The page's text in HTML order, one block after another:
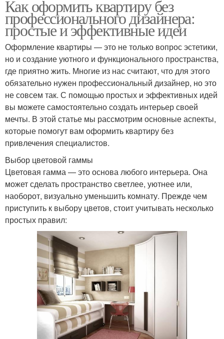
Как оформить квартиру без
профессионального дизайнера:
простые и эффективные идеи
Оформление квартиры — это не только вопрос эстетики,
но и создание уютного и функционального пространства,
где приятно жить. Многие из нас считают, что для этого
обязательно нужен профессиональный дизайнер, но это
не совсем так. С помощью простых и эффективных идей
вы можете самостоятельно создать интерьер своей
мечты. В этой статье мы рассмотрим основные аспекты,
которые помогут вам оформить квартиру без
привлечения специалистов.
Выбор цветовой гаммы
Цветовая гамма — это основа любого интерьера. Она
может сделать пространство светлее, уютнее или,
наоборот, визуально уменьшить комнату. Прежде чем
приступить к выбору цветов, стоит учитывать несколько
простых правил: